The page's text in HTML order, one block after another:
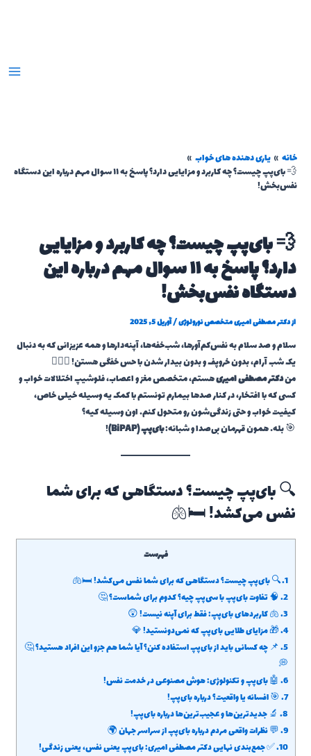
خانه
یاری دهنده های خواب
💨 بای‌پپ چیست؟ چه کاربرد و مزایایی دارد؟ پاسخ به ۱۱ سوال مهم درباره این دستگاه
نفس‌بخش!
💨 بای‌پپ چیست؟ چه کاربرد و مزایایی
دارد؟ پاسخ به ۱۱ سوال مهم درباره این
دستگاه نفس‌بخش!
ازدکتر مصطفی امیری متخصص نورولوژی/آوریل 5, 2025
سلام و صد سلام به نفس‌کم‌آورها، شب‌خفه‌ها، آپنه‌دارها و همه عزیزانی که به دنبال
یک شب آرام، بدون خروپف و بدون بیدار شدن با حس خفگی هستن! 😮‍💨🌙
مندکتر مصطفی امیریهستم، متخصص مغز و اعصاب، فلوشیپ اختلالات خواب و
کسی که با افتخار، در کنار صدها بیمارم تونستم با کمک یه وسیله خیلی خاص،
کیفیت خواب و حتی زندگی‌شون رو متحول کنم. اون وسیله کیه؟
🎯 بله… همون قهرمان بی‌صدا و شبانه:بای‌پپ (BiPAP) !
🔍 بای‌پپ چیست؟ دستگاهی که برای شما
نفس می‌کشد! 🛏️🫁
فهرست
1. 🔍 بای‌پپ چیست؟ دستگاهی که برای شما نفس می‌کشد! 🛏️🫁
2. 🧠 تفاوت بای‌پپ با سی‌پپ چیه؟ کدوم برای شماست؟ 🤔
3.
4. 🎁 مزایای طلایی بای‌پپ که نمی‌دونستید! 💎
5. 📌 چه کسانی باید از بای‌پپ استفاده کنن؟ آیا شما هم جزو این افراد هستید؟ 🤔
💭
6. 🤖 بای‌پپ و تکنولوژی: هوش مصنوعی در خدمت نفس!
7. 🎯 افسانه یا واقعیت؟ درباره بای‌پپ!
8. 🔬 جدیدترین‌ها و عجیب‌ترین‌ها درباره بای‌پپ!
9. 💬 نظرات واقعی مردم درباره بای‌پپ از سراسر جهان 🌍
10. ✅ جمع‌بندی نهایی دکتر مصطفی امیری: بای‌پپ یعنی نفس، یعنی زندگی!